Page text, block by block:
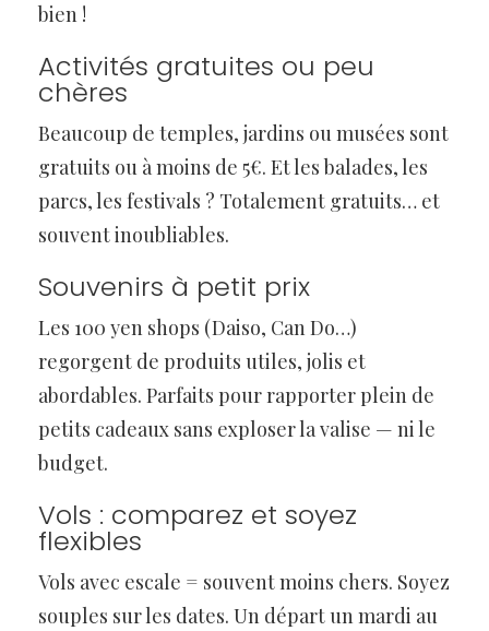
bien !
Activités gratuites ou peu
chères
Beaucoup de temples, jardins ou musées sont
gratuits ou à moins de 5€. Et les balades, les
parcs, les festivals ? Totalement gratuits… et
souvent inoubliables.
Souvenirs à petit prix
Les 100 yen shops (Daiso, Can Do…)
regorgent de produits utiles, jolis et
abordables. Parfaits pour rapporter plein de
petits cadeaux sans exploser la valise — ni le
budget.
Vols : comparez et soyez
flexibles
Vols avec escale = souvent moins chers. Soyez
souples sur les dates. Un départ un mardi au